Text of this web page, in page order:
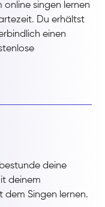
online singen lernen
Du erhältst
einen
deine
deinem
dem Singen lernen.